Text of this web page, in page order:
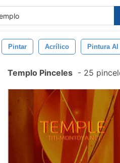
Pintar Acrílico Pintura Al
Templo Pinceles - 25